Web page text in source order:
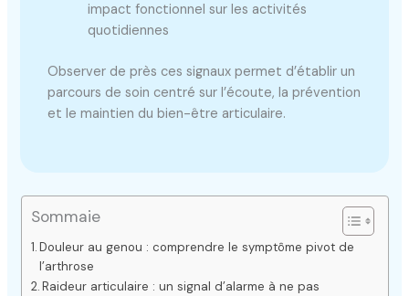
impact fonctionnel sur les activités
quotidiennes
Observer de près ces signaux permet d’établir un
parcours de soin centré sur l’écoute, la prévention
et le maintien du bien-être articulaire.
Sommaie
Douleur au genou : comprendre le symptôme pivot de
l’arthrose
Raideur articulaire : un signal d’alarme à ne pas